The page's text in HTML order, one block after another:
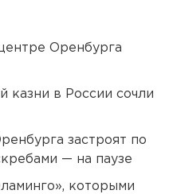
Оренбурга
казни в России сочли
застроят по
— на паузе
которыми